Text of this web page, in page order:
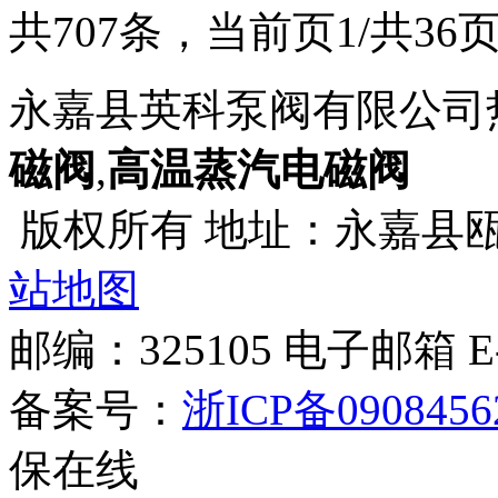
共707条，当前页1/共36
永嘉县英科泵阀有限公
磁阀,高温蒸汽电磁阀
版权所有 地址：永嘉县
站地图
邮编：325105 电子邮箱
备案号： 浙ICP备
保在线